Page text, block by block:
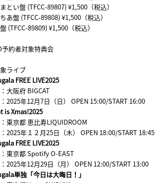
とい盤 (TFCC-89807) ¥1,500（税込）
あ盤 (TFCC-89808) ¥1,500（税込）
(TFCC-89809) ¥1,500（税込）
予約者対象特典会
ライブ
FREE LIVE2025
大阪府 BIGCAT
2025年12月7日（日） OPEN 15:00/START 16:00
is Xmas!2025
東京都 恵比寿LIQUIDROOM
2025年１２月25日（木） OPEN 18:00/START 18:45
FREE LIVE2025
東京都 Spotify O-EAST
2025年12月29日（月） OPEN 12:00/START 13:00
単独「今日は大晦日！」